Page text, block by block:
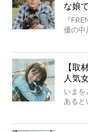
アにつ
その悲
いて
こん
ていた
ぼく
と思っ
な娘
ッグ
『
優の中
マち
中川
カエ
【取
人気
いまを
あると